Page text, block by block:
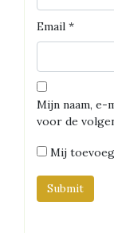
Email *
Mijn naam, e-
voor de
Mij